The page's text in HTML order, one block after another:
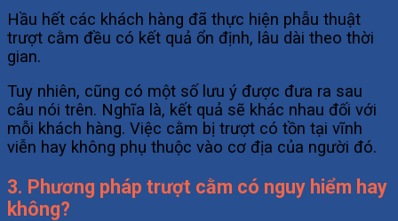
Hầu hết các khách hàng đã thực hiện phẫu thuật
trượt cằm đều có kết quả ổn định, lâu dài theo thời
gian.
Tuy nhiên, cũng có một số lưu ý được đưa ra sau
câu nói trên. Nghĩa là, kết quả sẽ khác nhau đối với
mỗi khách hàng. Việc cằm bị trượt có tồn tại vĩnh
viễn hay không phụ thuộc vào cơ địa của người đó.
3. Phương pháp trượt cằm có nguy hiểm hay
không?